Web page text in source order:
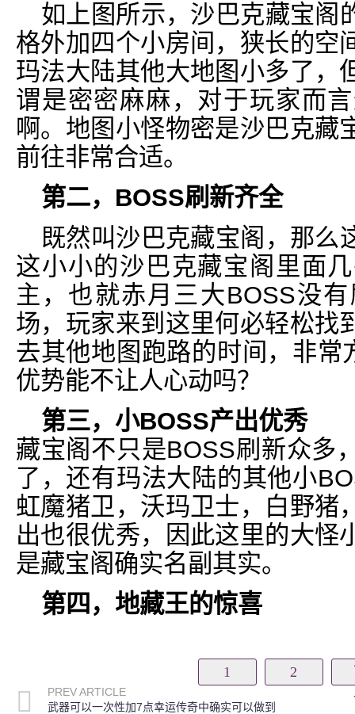
如上图所示，沙巴克藏宝阁
格外加四个小房间，狭长的空
玛法大陆其他大地图小多了，
谓是密密麻麻，对于玩家而
啊。地图小怪物密是沙巴克藏
前往非常合适。
第二，BOSS刷新齐全
既然叫沙巴克藏宝阁，那么
这小小的沙巴克藏宝阁里面
主，也就赤月三大BOSS没
场，玩家来到这里何必轻松找
去其他地图跑路的时间，非常
优势能不让人心动吗？
第三，小BOSS产出优秀
藏宝阁不只是BOSS刷新众多
了，还有玛法大陆的其他小
虹魔猪卫，沃玛卫士，白野猪
出也很优秀，因此这里的大怪
是藏宝阁确实名副其实。
第四，地藏王的惊喜
1 2
PREV ARTICLE
武器可以一次性加7点幸运传奇中确实可以做到